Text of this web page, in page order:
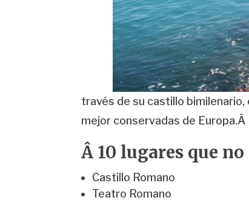
través de su castillo
mejor conservadas de Europa.Â
Â 10 lugares que
Castillo Romano
Teatro Romano